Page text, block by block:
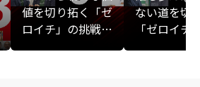
値を切り拓く「ゼ
ロイチ」の挑戦者
ない道を切
「ゼロイチ